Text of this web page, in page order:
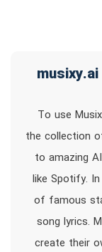
To use
the collection
to amazing
like Spotify.
of famous
song lyrics.
create their